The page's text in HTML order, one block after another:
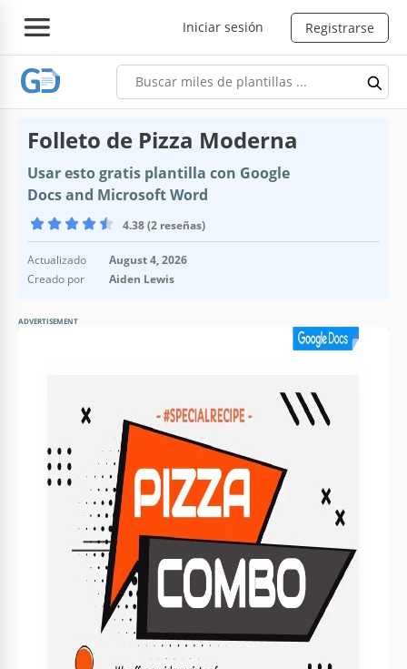
Iniciar sesión Registrarse
Folleto de Pizza Moderna
Usar esto gratis plantilla con Google
Docs and Microsoft Word
4.38 (2 reseñas)
Actualizado
August 4, 2026
Creado por
Aiden Lewis
ADVERTISEMENT